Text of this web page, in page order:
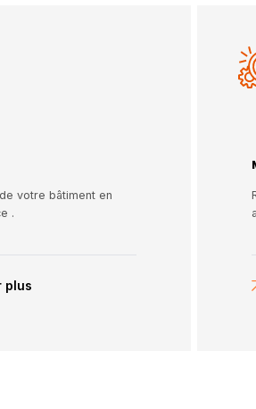
votre bâtiment en
.
plus